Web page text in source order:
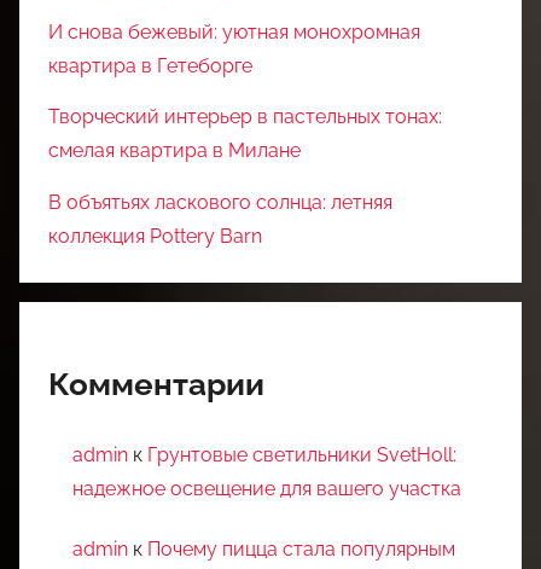
И снова бежевый: уютная монохромная
квартира в Гетеборге
Творческий интерьер в пастельных тонах:
смелая квартира в Милане
В объятьях ласкового солнца: летняя
коллекция Pottery Barn
Комментарии
admin к Грунтовые светильники SvetHoll:
надежное освещение для вашего участка
admin к Почему пицца стала популярным